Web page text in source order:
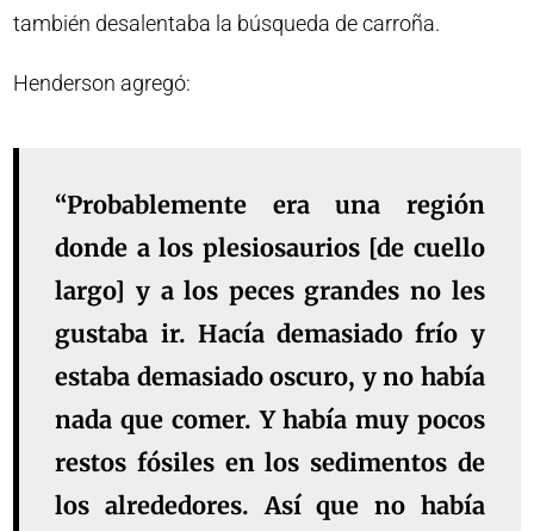
también desalentaba la búsqueda de carroña.
Henderson agregó:
“Probablemente era una región
donde a los plesiosaurios [de cuello
largo] y a los peces grandes no les
gustaba ir. Hacía demasiado frío y
estaba demasiado oscuro, y no había
nada que comer. Y había muy pocos
restos fósiles en los sedimentos de
los alrededores. Así que no había